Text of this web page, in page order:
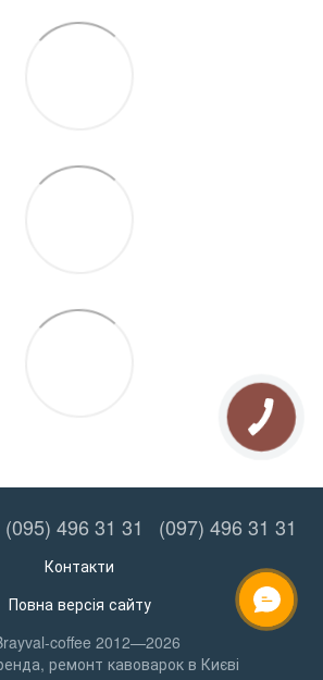
(095) 496 31 31 (097) 496 31 31
Контакти
Повна версія сайту
coffee 2012—2026
ремонт кавоварок в Києві
ОНЛАЙН ЧАТ